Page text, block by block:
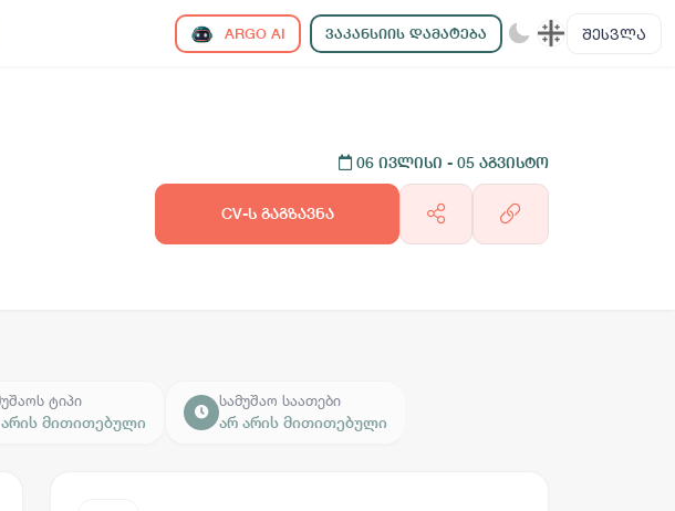
ARGO AI ᲕᲐᲙᲐᲜᲡᲘᲘᲡ ᲓᲐᲛᲐᲢᲔᲑᲐ ᲨᲔᲡᲕᲚᲐ
06 ივლისი - 05 აგვისტო
CV-ს გაგზავნა
ტიპი
მითითებული
სამუშაო საათები
არ არის მითითებული